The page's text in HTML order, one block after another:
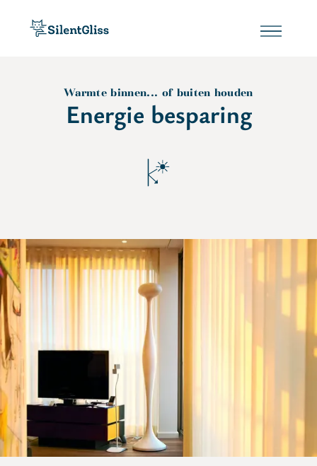
Warmte binnen... of buiten houden
Energie besparing